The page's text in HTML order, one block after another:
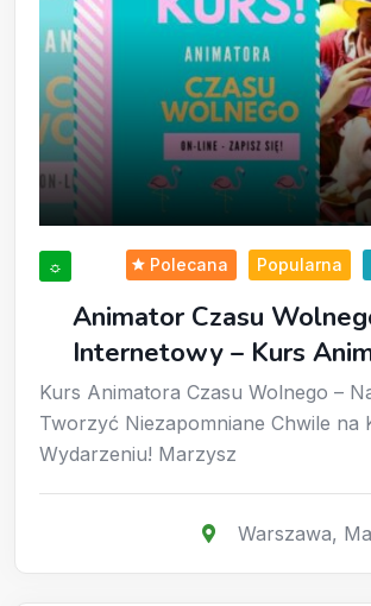
☼
Animator Czasu
Internetowy – Kurs
Polecana Popularna
Kurs Animatora Czasu Wolnego –
Tworzyć Niezapomniane Chwile na
Wydarzeniu! Marzysz
Warszawa,